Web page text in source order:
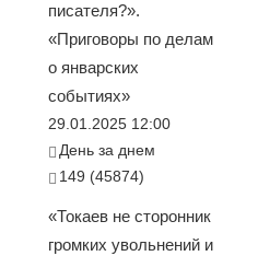
писателя?».
«Приговоры по делам
о январских
событиях»
29.01.2025 12:00
День за днем
149 (45874)
«Токаев не сторонник
громких увольнений и